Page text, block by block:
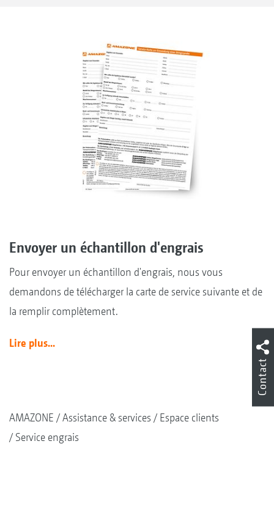
Envoyer un échantillon d'engrais
Pour envoyer un échantillon d'engrais, nous vous
demandons de télécharger la carte de service suivante et de
la remplir complètement.
Lire plus...
AMAZONE Assistance & services
Espace clients
Service engrais
Contact